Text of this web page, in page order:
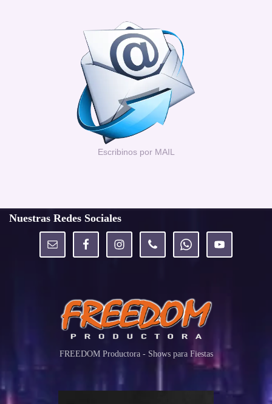
Escribinos por MAIL
Nuestras Redes Sociales
FREEDOM Productora - Shows para Fiestas